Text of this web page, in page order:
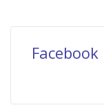
Facebook